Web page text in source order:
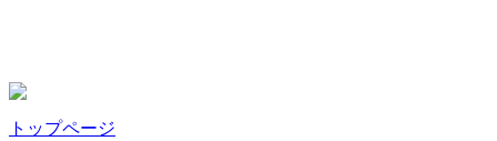
トップページ